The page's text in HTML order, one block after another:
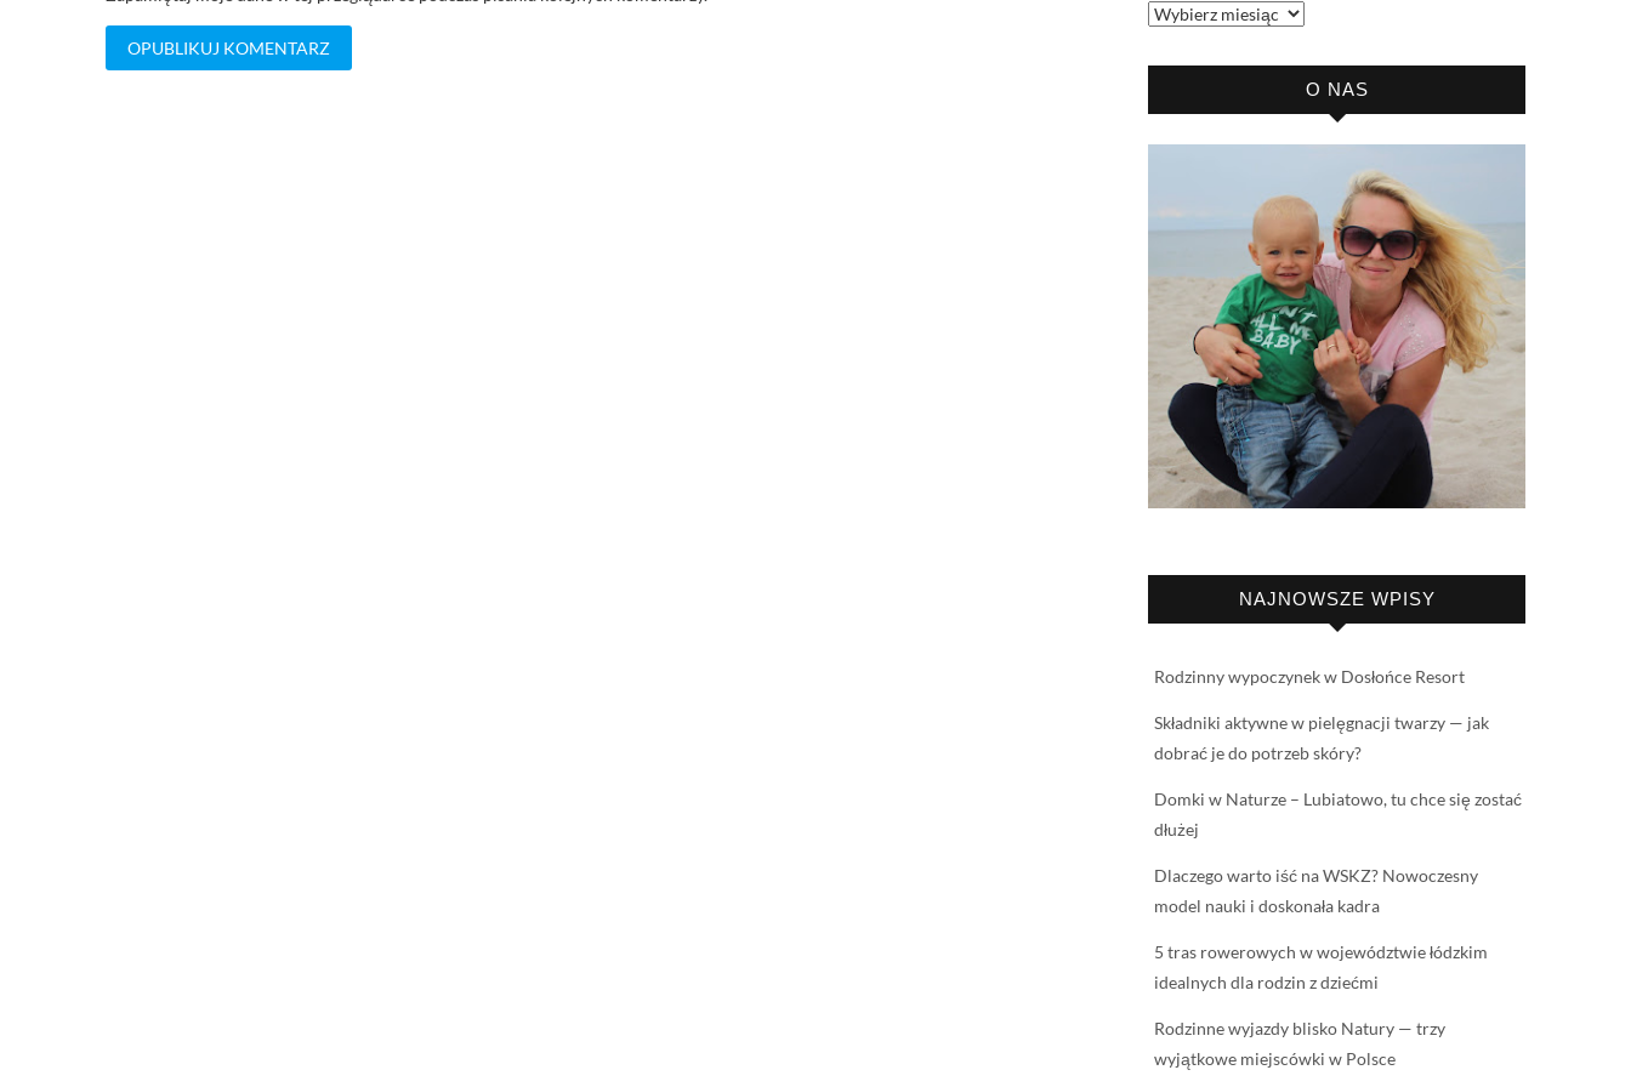
Archiwum
O NAS
NAJNOWSZE WPISY
Rodzinny wypoczynek w Dosłońce Resort
Składniki aktywne w pielęgnacji twarzy — jak
dobrać je do potrzeb skóry?
Domki w Naturze – Lubiatowo, tu chce się zostać
dłużej
Dlaczego warto iść na WSKZ? Nowoczesny
model nauki i doskonała kadra
5 tras rowerowych w województwie łódzkim
idealnych dla rodzin z dziećmi
Rodzinne wyjazdy blisko Natury — trzy
wyjątkowe miejscówki w Polsce